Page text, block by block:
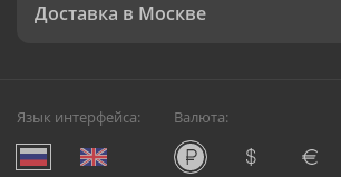
Доставка в Москве
Язык интерфейса: Валюта: